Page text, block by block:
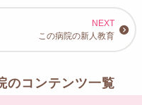
この病院の新人教育
のコンテンツ一覧